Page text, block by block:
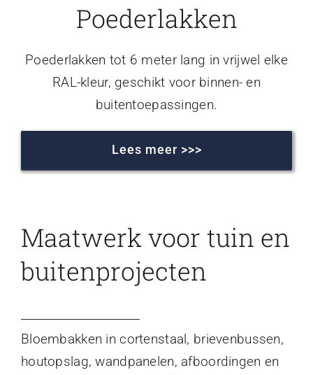
Poederlakken
Poederlakken tot 6 meter lang in vrijwel elke
RAL-kleur, geschikt voor binnen- en
buitentoepassingen.
Lees meer >>>
Maatwerk voor tuin en
buitenprojecten
Bloembakken in cortenstaal, brievenbussen,
houtopslag, wandpanelen, afboordingen en